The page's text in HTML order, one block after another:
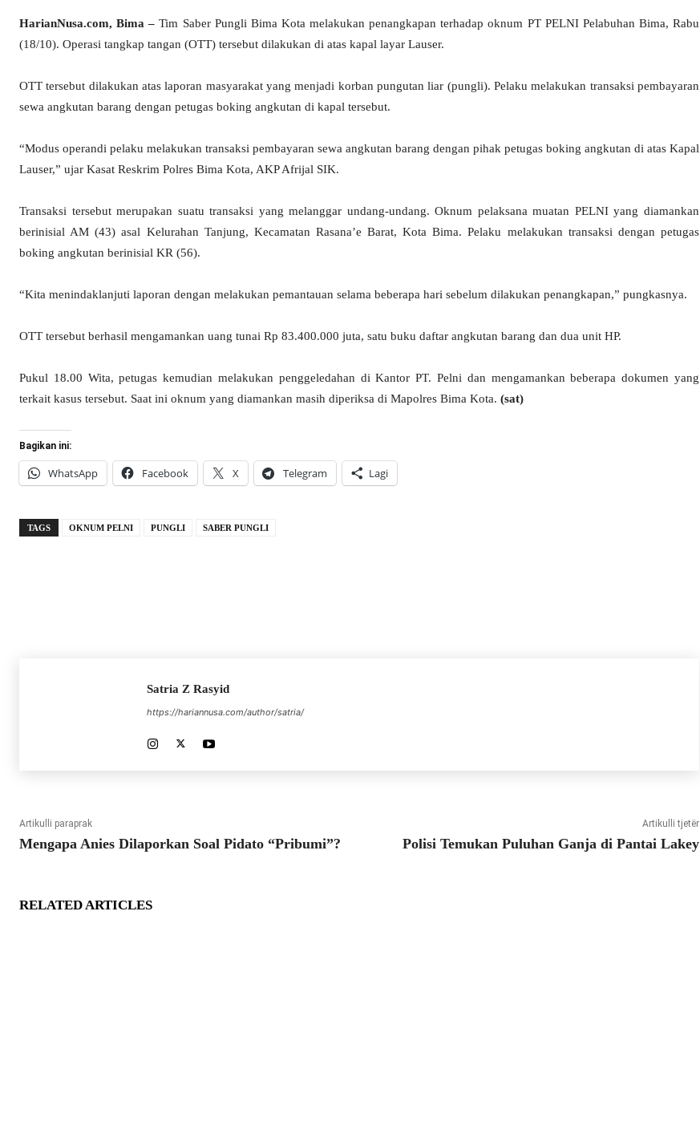
HarianNusa.com, Bima – Tim Saber Pungli Bima Kota melakukan penangkapan terhadap oknum PT PELNI Pelabuhan Bima, Rabu
(18/10). Operasi tangkap tangan (OTT) tersebut dilakukan di atas kapal layar Lauser.
OTT tersebut dilakukan atas laporan masyarakat yang menjadi korban pungutan liar (pungli). Pelaku melakukan transaksi pembayaran
sewa angkutan barang dengan petugas boking angkutan di kapal tersebut.
“Modus operandi pelaku melakukan transaksi pembayaran sewa angkutan barang dengan pihak petugas boking angkutan di atas Kapal
Lauser,” ujar Kasat Reskrim Polres Bima Kota, AKP Afrijal SIK.
Transaksi tersebut merupakan suatu transaksi yang melanggar undang-undang. Oknum pelaksana muatan PELNI yang diamankan
berinisial AM (43) asal Kelurahan Tanjung, Kecamatan Rasana’e Barat, Kota Bima. Pelaku melakukan transaksi dengan petugas
boking angkutan berinisial KR (56).
“Kita menindaklanjuti laporan dengan melakukan pemantauan selama beberapa hari sebelum dilakukan penangkapan,” pungkasnya.
OTT tersebut berhasil mengamankan uang tunai Rp 83.400.000 juta, satu buku daftar angkutan barang dan dua unit HP.
Pukul 18.00 Wita, petugas kemudian melakukan penggeledahan di Kantor PT. Pelni dan mengamankan beberapa dokumen yang
terkait kasus tersebut. Saat ini oknum yang diamankan masih diperiksa di Mapolres Bima Kota. (sat)
Bagikan ini:
WhatsApp Facebook X Telegram Lagi
TAGS OKNUM PELNI PUNGLI SABER PUNGLI
Satria Z Rasyid
https://hariannusa.com/author/satria/
Artikulli paraprak
Mengapa Anies Dilaporkan Soal Pidato “Pribumi”?
Artikulli tjetër
Polisi Temukan Puluhan Ganja di Pantai Lakey
RELATED ARTICLES